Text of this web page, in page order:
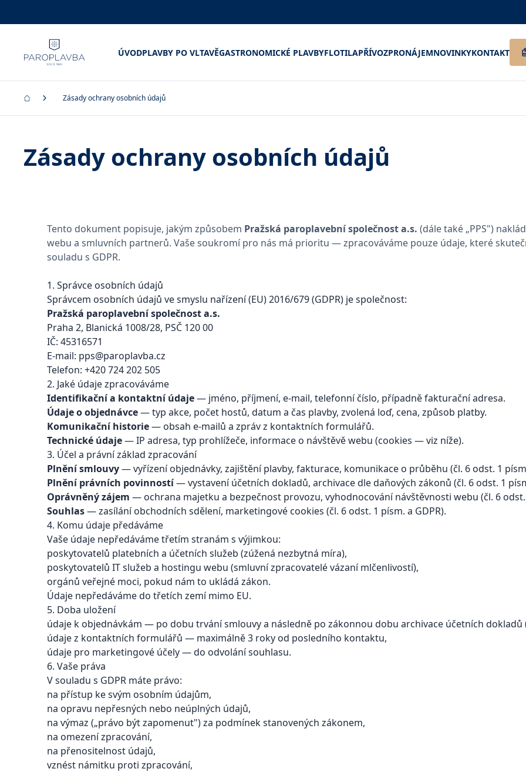
ÚVODPLAVBY PO VLTAVĚGASTRONOMICKÉ PLAVBYFLOTILAPŘÍVOZPRONÁJEMNOVINKYKONTAKT
Zásady ochrany osobních údajů
Zásady ochrany osobních údajů
Tento dokument popisuje, jakým způsobem Pražská paroplavební společnost a.s. (dále také „PPS")
webu a smluvních partnerů. Vaše soukromí pro nás má prioritu — zpracováváme pouze údaje, které
souladu s GDPR.
1. Správce osobních údajů
Správcem osobních údajů ve smyslu nařízení (EU) 2016/679 (GDPR) je společnost:
Pražská paroplavební společnost a.s.
Praha 2, Blanická 1008/28, PSČ 120 00
IČ: 45316571
E-mail: pps@paroplavba.cz
Telefon: +420 724 202 505
2. Jaké údaje zpracováváme
Identifikační a kontaktní údaje— jméno, příjmení, e-mail, telefonní číslo, případně fakturační adresa.
Údaje o objednávce— typ akce, počet hostů, datum a čas plavby, zvolená loď, cena, způsob platby.
Komunikační historie— obsah e-mailů a zpráv z kontaktních formulářů.
Technické údaje— IP adresa, typ prohlížeče, informace o návštěvě webu (cookies — viz níže).
3. Účel a právní základ zpracování
Plnění smlouvy— vyřízení objednávky, zajištění plavby, fakturace, komunikace o průběhu (čl. 6 odst. 1
Plnění právních povinností— vystavení účetních dokladů, archivace dle daňových zákonů (čl. 6 odst. 1
Oprávněný zájem — ochrana majetku a bezpečnost provozu, vyhodnocování návštěvnosti webu (čl. 6 odst.
Souhlas— zasílání obchodních sdělení, marketingové cookies (čl. 6 odst. 1 písm. a GDPR).
4. Komu údaje předáváme
Vaše údaje nepředáváme třetím stranám s výjimkou:
poskytovatelů platebních a účetních služeb (zúžená nezbytná míra),
poskytovatelů IT služeb a hostingu webu (smluvní zpracovatelé vázaní mlčenlivostí),
orgánů veřejné moci, pokud nám to ukládá zákon.
Údaje nepředáváme do třetích zemí mimo EU.
5. Doba uložení
údaje k objednávkám — po dobu trvání smlouvy a následně po zákonnou dobu archivace účetních dokladů
údaje z kontaktních formulářů — maximálně 3 roky od posledního kontaktu,
údaje pro marketingové účely — do odvolání souhlasu.
6. Vaše práva
V souladu s GDPR máte právo:
na přístup ke svým osobním údajům,
na opravu nepřesných nebo neúplných údajů,
na výmaz („právo být zapomenut") za podmínek stanovených zákonem,
na omezení zpracování,
na přenositelnost údajů,
vznést námitku proti zpracování,